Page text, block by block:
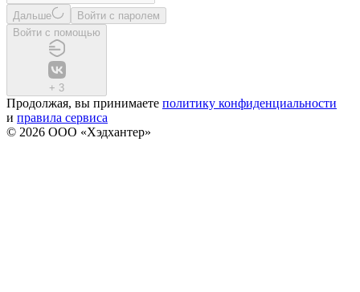
Дальше
Войти с паролем
Войти с помощью
+ 3
Продолжая, вы принимаете политику конфиденциальности
и правила сервиса
© 2026 ООО «Хэдхантер»